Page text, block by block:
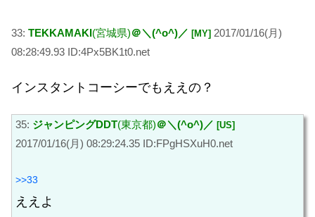
33: TEKKAMAKI(宮城県)＠＼(^o^)／ [MY] 2017/01/16(月)
08:28:49.93 ID:4Px5BK1t0.net
インスタントコーシーでもええの？
35: ジャンピングDDT(東京都)＠＼(^o^)／ [US]
2017/01/16(月) 08:29:24.35 ID:FPgHSXuH0.net
>>33
ええよ